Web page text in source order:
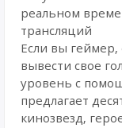
реальном
трансляций
Если вы
вывести свое
уровень с
предлагает
кинозвезд,